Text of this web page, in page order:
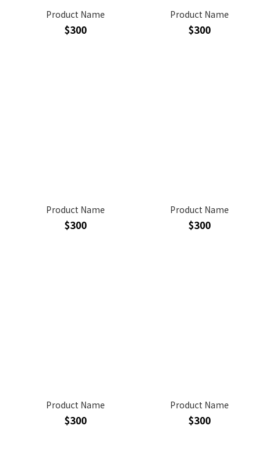
Product Name
$300
Product Name
$300
Product Name
$300
Product Name
$300
Product Name
$300
Product Name
$300